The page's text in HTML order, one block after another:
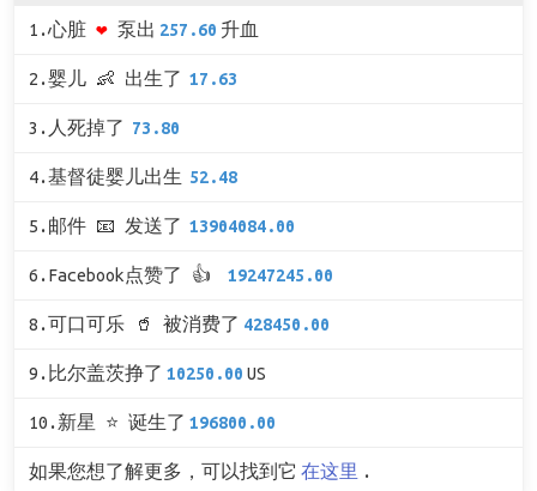
1.心脏 ❤ 泵出 257.60 升血
2.婴儿 👶 出生了 17.63
3.人死掉了 73.80
4.基督徒婴儿出生 52.48
5.邮件 📧 发送了 13904084.00
6.Facebook点赞了 👍 19247245.00
8.可口可乐 🥤 被消费了 428450.00
9.比尔盖茨挣了 10250.00 US
10.新星 ⭐ 诞生了 196800.00
如果您想了解更多，可以找到它 在这里 .